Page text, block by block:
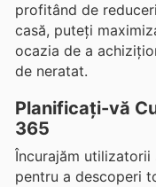
profitând de
casă, puteți
ocazia de a
de neratat.
Planificați-vă
365
Încurajăm
pentru a descoperi